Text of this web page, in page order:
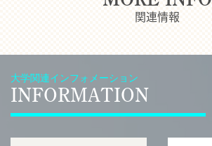
関連情報
大学関連インフォメーション
INFORMATION